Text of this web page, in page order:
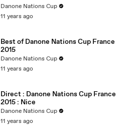
Danone Nations Cup
11 years ago
Best of Danone Nations Cup France
2015
Danone Nations Cup
11 years ago
Direct : Danone Nations Cup France
2015 : Nice
Danone Nations Cup
11 years ago